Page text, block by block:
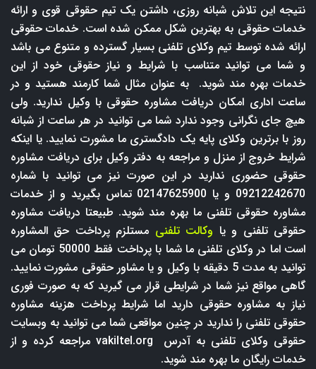
نتیجه این تلاش شبانه روزی، داشتن یک تیم حقوقی قوی و ارائه
خدمات حقوقی به بهترین شکل ممکن شده است. خدمات حقوقی
ارائه شده توسط تیم وکلای تلفنی بسیار گسترده و متنوع می باشد
و شما می توانید متناسب با شرایط و نیاز حقوقی خود از این
خدمات بهره مند شوید. به عنوان مثال شما کارمند هستید و در
ساعت اداری امکان دریافت مشاوره حقوقی با وکیل ندارید. ولی
هیچ جای نگرانی وجود ندارد شما می توانید در هر ساعت از شبانه
روز با برترین وکلای پایه یک دادگستری ما مشورت نمایید. یا اینکه
شرایط خروج از منزل و مراجعه به دفتر وکیل برای دریافت مشاوره
حقوقی حضوری ندارید در این صورت نیز می توانید با شماره
09212242670 و یا 02147625900 تماس بگیرید و از خدمات
مشاوره حقوقی تلفنی ما بهره مند شوید. طبیعتا دریافت مشاوره
حقوقی تلفنی و یا وکالت تلفنی مستلزم پرداخت حق المشاوره
است اما در وکلای تلفنی ما شما با پرداخت فقط 50000 تومان می
توانید به مدت 5 دقیقه با وکیل و یا مشاور حقوقی مشورت نمایید.
گاهی مواقع نیز شما در شرایطی قرار می گیرید که به صورت فوری
نیاز به مشاوره حقوقی دارید اما شرایط پرداخت هزینه مشاوره
حقوقی تلفنی را ندارید در چنین مواقعی شما می توانید به وبسایت
حقوقی وکلای تلفنی به آدرس
vakiltel.org مراجعه کرده و از
خدمات رایگان ما بهره مند شوید.